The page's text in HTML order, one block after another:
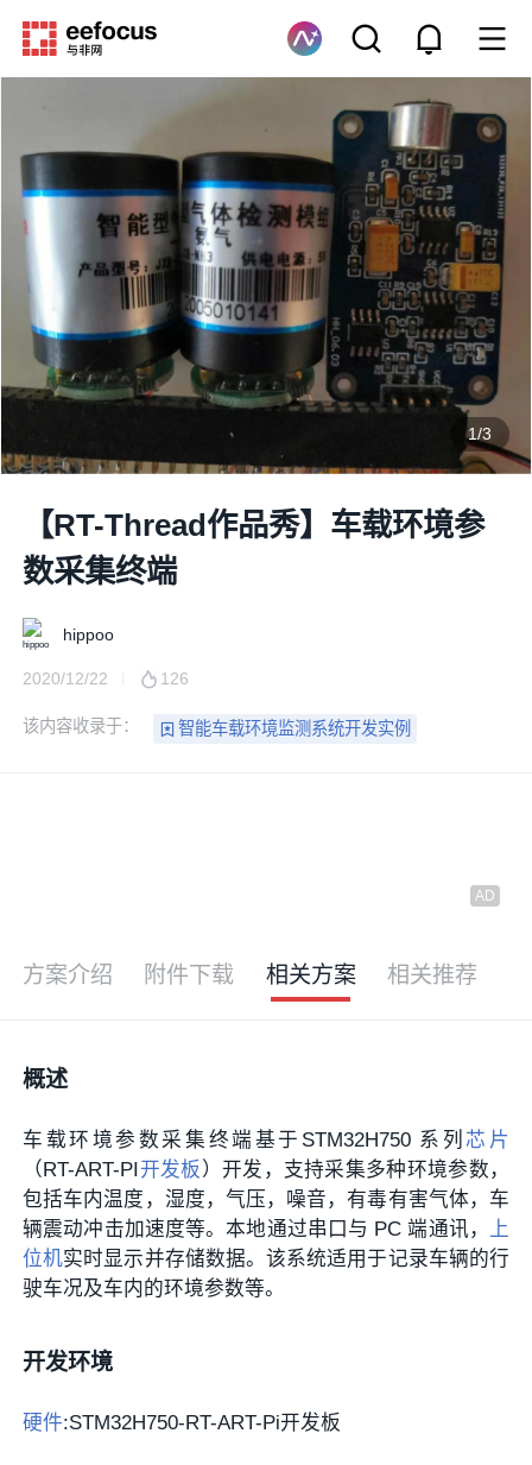
1/3
【RT-Thread作品秀】车载环境参
数采集终端
hippoo
2020/12/22 126
该内容收录于： 智能车载环境监测系统开发实例
方案介绍 附件下载 相关方案 相关推荐
概述
车载环境参数采集终端基于STM32H750 系列 芯片
（RT-ART-PI开发板 ）开发，支持采集多种环境参数，
包括车内温度，湿度，气压，噪音，有毒有害气体，车
辆震动冲击加速度等。本地通过串口与 PC 端通讯， 上
位机实时显示并存储数据。该系统适用于记录车辆的行
驶车况及车内的环境参数等。
开发环境
硬件:STM32H750-RT-ART-Pi开发板